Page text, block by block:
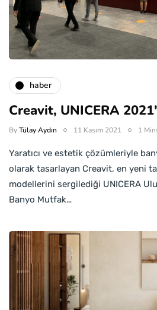
haber
Creavit, UNICERA
ByTülay Aydın 11 Kasım 2021 1
Yaratıcı ve estetik çözümleriyle
olarak tasarlayan Creavit, en yeni
modellerini sergilediği UNICERA
Banyo Mutfak…